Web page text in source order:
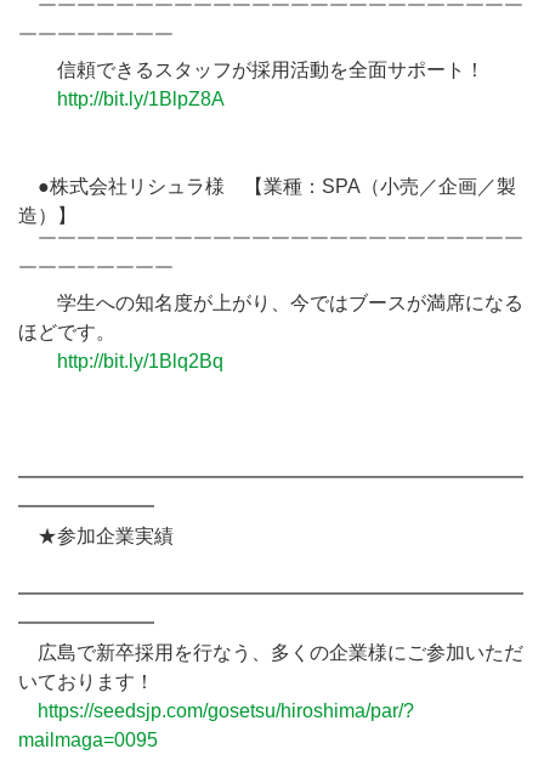
￣￣￣￣￣￣￣￣￣￣￣￣￣￣￣￣￣￣￣￣￣￣￣￣￣
￣￣￣￣￣￣￣￣
信頼できるスタッフが採用活動を全面サポート！
http://bit.ly/1BlpZ8A
●株式会社リシュラ様 【業種：SPA（小売／企画／製
造）】
￣￣￣￣￣￣￣￣￣￣￣￣￣￣￣￣￣￣￣￣￣￣￣￣￣
￣￣￣￣￣￣￣￣
学生への知名度が上がり、今ではブースが満席になる
ほどです。
http://bit.ly/1Blq2Bq
━━━━━━━━━━━━━━━━━━━━━━━━━━
━━━━━━━
★参加企業実績
━━━━━━━━━━━━━━━━━━━━━━━━━━
━━━━━━━
広島で新卒採用を行なう、多くの企業様にご参加いただ
いております！
https://seedsjp.com/gosetsu/hiroshima/par/?
mailmaga=0095